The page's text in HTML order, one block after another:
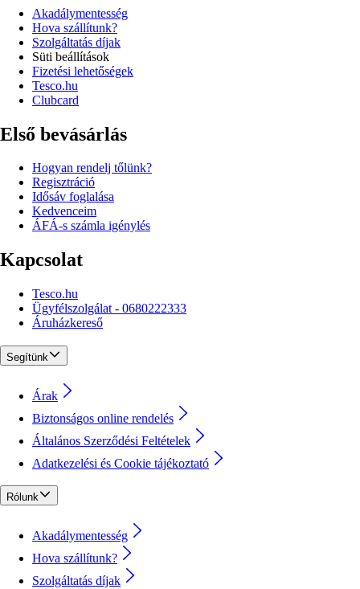
Akadálymentesség
Hova szállítunk?
Szolgáltatás díjak
Süti beállítások
Fizetési lehetőségek
Tesco.hu
Clubcard
Első bevásárlás
Hogyan rendelj tőlünk?
Regisztráció
Idősáv foglalása
Kedvenceim
ÁFÁ-s számla igénylés
Kapcsolat
Tesco.hu
Ügyfélszolgálat - 0680222333
Áruházkereső
Segítünk
Árak
Biztonságos online rendelés
Általános Szerződési Feltételek
Adatkezelési és Cookie tájékoztató
Rólunk
Akadálymentesség
Hova szállítunk?
Szolgáltatás díjak